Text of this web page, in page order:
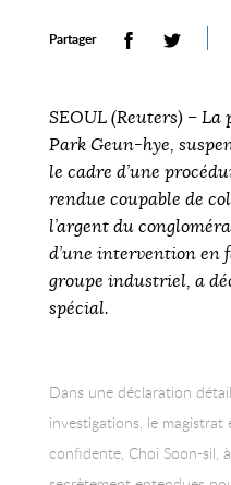
Partager
SEOUL (Reuters) –
Park Geun-hye,
le cadre d’une
rendue coupable de
l’argent du
d’une intervention en
groupe industriel, a
spécial.
Dans une déclaration
investigations, le
confidente, Choi Soon-sil,